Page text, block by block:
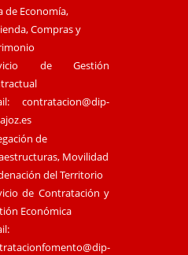
de Economía,
Compras y
de Gestión
contratacion@dip-
de
Movilidad
del Territorio
de Contratación y
Económica